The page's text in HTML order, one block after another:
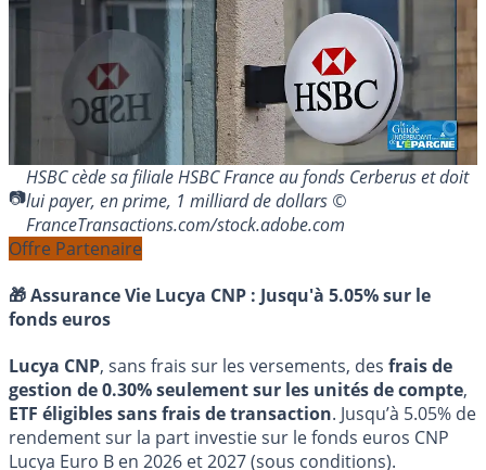
HSBC cède sa filiale HSBC France au fonds Cerberus et doit
lui payer, en prime, 1 milliard de dollars ©
FranceTransactions.com/stock.adobe.com
Offre Partenaire
🎁 Assurance Vie Lucya CNP : Jusqu'à 5.05% sur le
fonds euros
Lucya CNP, sans frais sur les versements, des frais de
gestion de 0.30% seulement sur les unités de compte,
ETF éligibles sans frais de transaction. Jusqu’à 5.05% de
rendement sur la part investie sur le fonds euros CNP
Lucya Euro B en 2026 et 2027 (sous conditions).